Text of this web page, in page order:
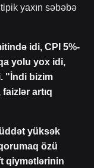
yaxın səbəbə
idi, CPI 5%-
yolu yox idi,
"İndi bizim
artıq
yüksək
özü
qiymətlərinin